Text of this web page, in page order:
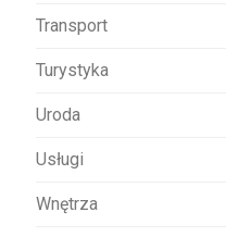
Transport
Turystyka
Uroda
Usługi
Wnętrza